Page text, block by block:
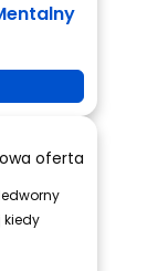
oferta
kiedy